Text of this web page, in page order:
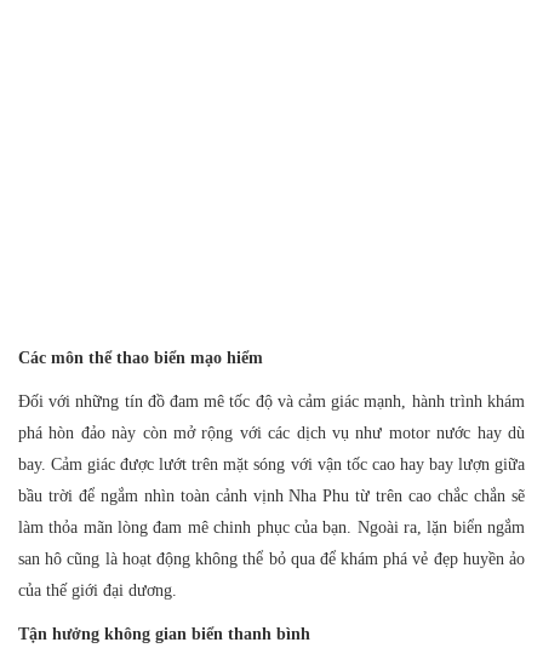
Các môn thể thao biển mạo hiểm
Đối với những tín đồ đam mê tốc độ và cảm giác mạnh, hành trình khám
phá hòn đảo này còn mở rộng với các dịch vụ như motor nước hay dù
bay. Cảm giác được lướt trên mặt sóng với vận tốc cao hay bay lượn giữa
bầu trời để ngắm nhìn toàn cảnh vịnh Nha Phu từ trên cao chắc chắn sẽ
làm thỏa mãn lòng đam mê chinh phục của bạn. Ngoài ra, lặn biển ngắm
san hô cũng là hoạt động không thể bỏ qua để khám phá vẻ đẹp huyền ảo
của thế giới đại dương.
Tận hưởng không gian biển thanh bình